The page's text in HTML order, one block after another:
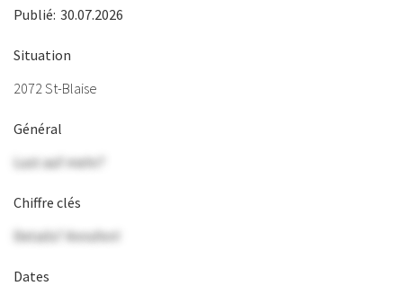
Publié: 30.07.2026
Situation
2072 St-Blaise
Général
Lust auf mehr?
Chiffre clés
Details? Anrufen!
Dates